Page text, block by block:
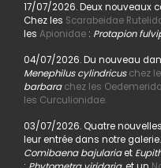
17/07/2026. Deux nouveaux
Chez les Scarabeidae
les Apionidae: Protapion
04/07/2026. Du nouveau
Menephilus cylindricus chez
barbara chez les
les Curculionidae.
03/07/2026. Quatre
leur entrée dans notre
Comibaena bajulariaet